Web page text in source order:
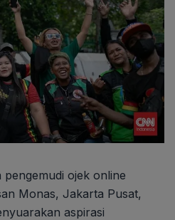
pengemudi ojek online
Monas, Jakarta Pusat,
aspirasi